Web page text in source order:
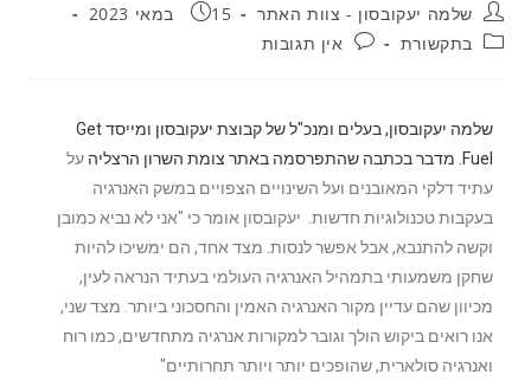
שלמה יעקובסון - צוות האתר
15 במאי 2023
בתקשורת
אין תגובות
שלמה יעקובסון, בעלים ומנכ"ל של קבוצת יעקובסון ומייסד Get
Fuel. מדבר בכתבה שהתפרסמה באתר צומת השרון הרצליה
על
עתיד דלקי המאובנים ועל השינויים הצפויים במשק האנרגיה
בעקבות טכנולוגיות חדשות. יעקובסון אומר כי "אני לא נביא כמובן
וקשה להתנבא, אבל אפשר לנסות. מצד אחד, הם ימשיכו להיות
שחקן משמעותי בתמהיל האנרגיה העולמי בעתיד הנראה לעין,
מכיוון שהם עדיין מקור האנרגיה האמין והחסכוני ביותר. מצד שני,
אנו רואים ביקוש הולך וגובר למקורות אנרגיה מתחדשים, כמו רוח
ואנרגיה סולארית, שהופכים יותר ויותר תחרותיים"